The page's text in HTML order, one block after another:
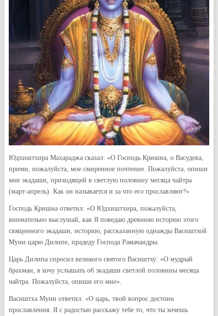
Юдхиштхира Махараджа сказал: «О Господь Кришна, о Васудева,
прими, пожалуйста, мое смиренное почтение. Пожалуйста, опиши
мне экадаши, приходящей в светлую половину месяца чайтра
(март-апрель). Как он называется и за что его прославляют?»
Господь Кришна ответил: «О Юдхиштхира, пожалуйста,
внимательно выслушай, как Я поведаю древнюю историю этого
священного экадаши, историю, рассказанную однажды Васиштхой
Муни царю Дилипе, прадеду Господа Рамачандры.
Царь Дилипа спросил великого святого Васиштху: «О мудрый
брахман, я хочу услышать об экадаши светлой половины месяца
чайтра. Пожалуйста, опиши его мне».
Васиштха Муни ответил: «О царь, твой вопрос достоин
прославления. Я с радостью расскажу тебе то, что ты хочешь